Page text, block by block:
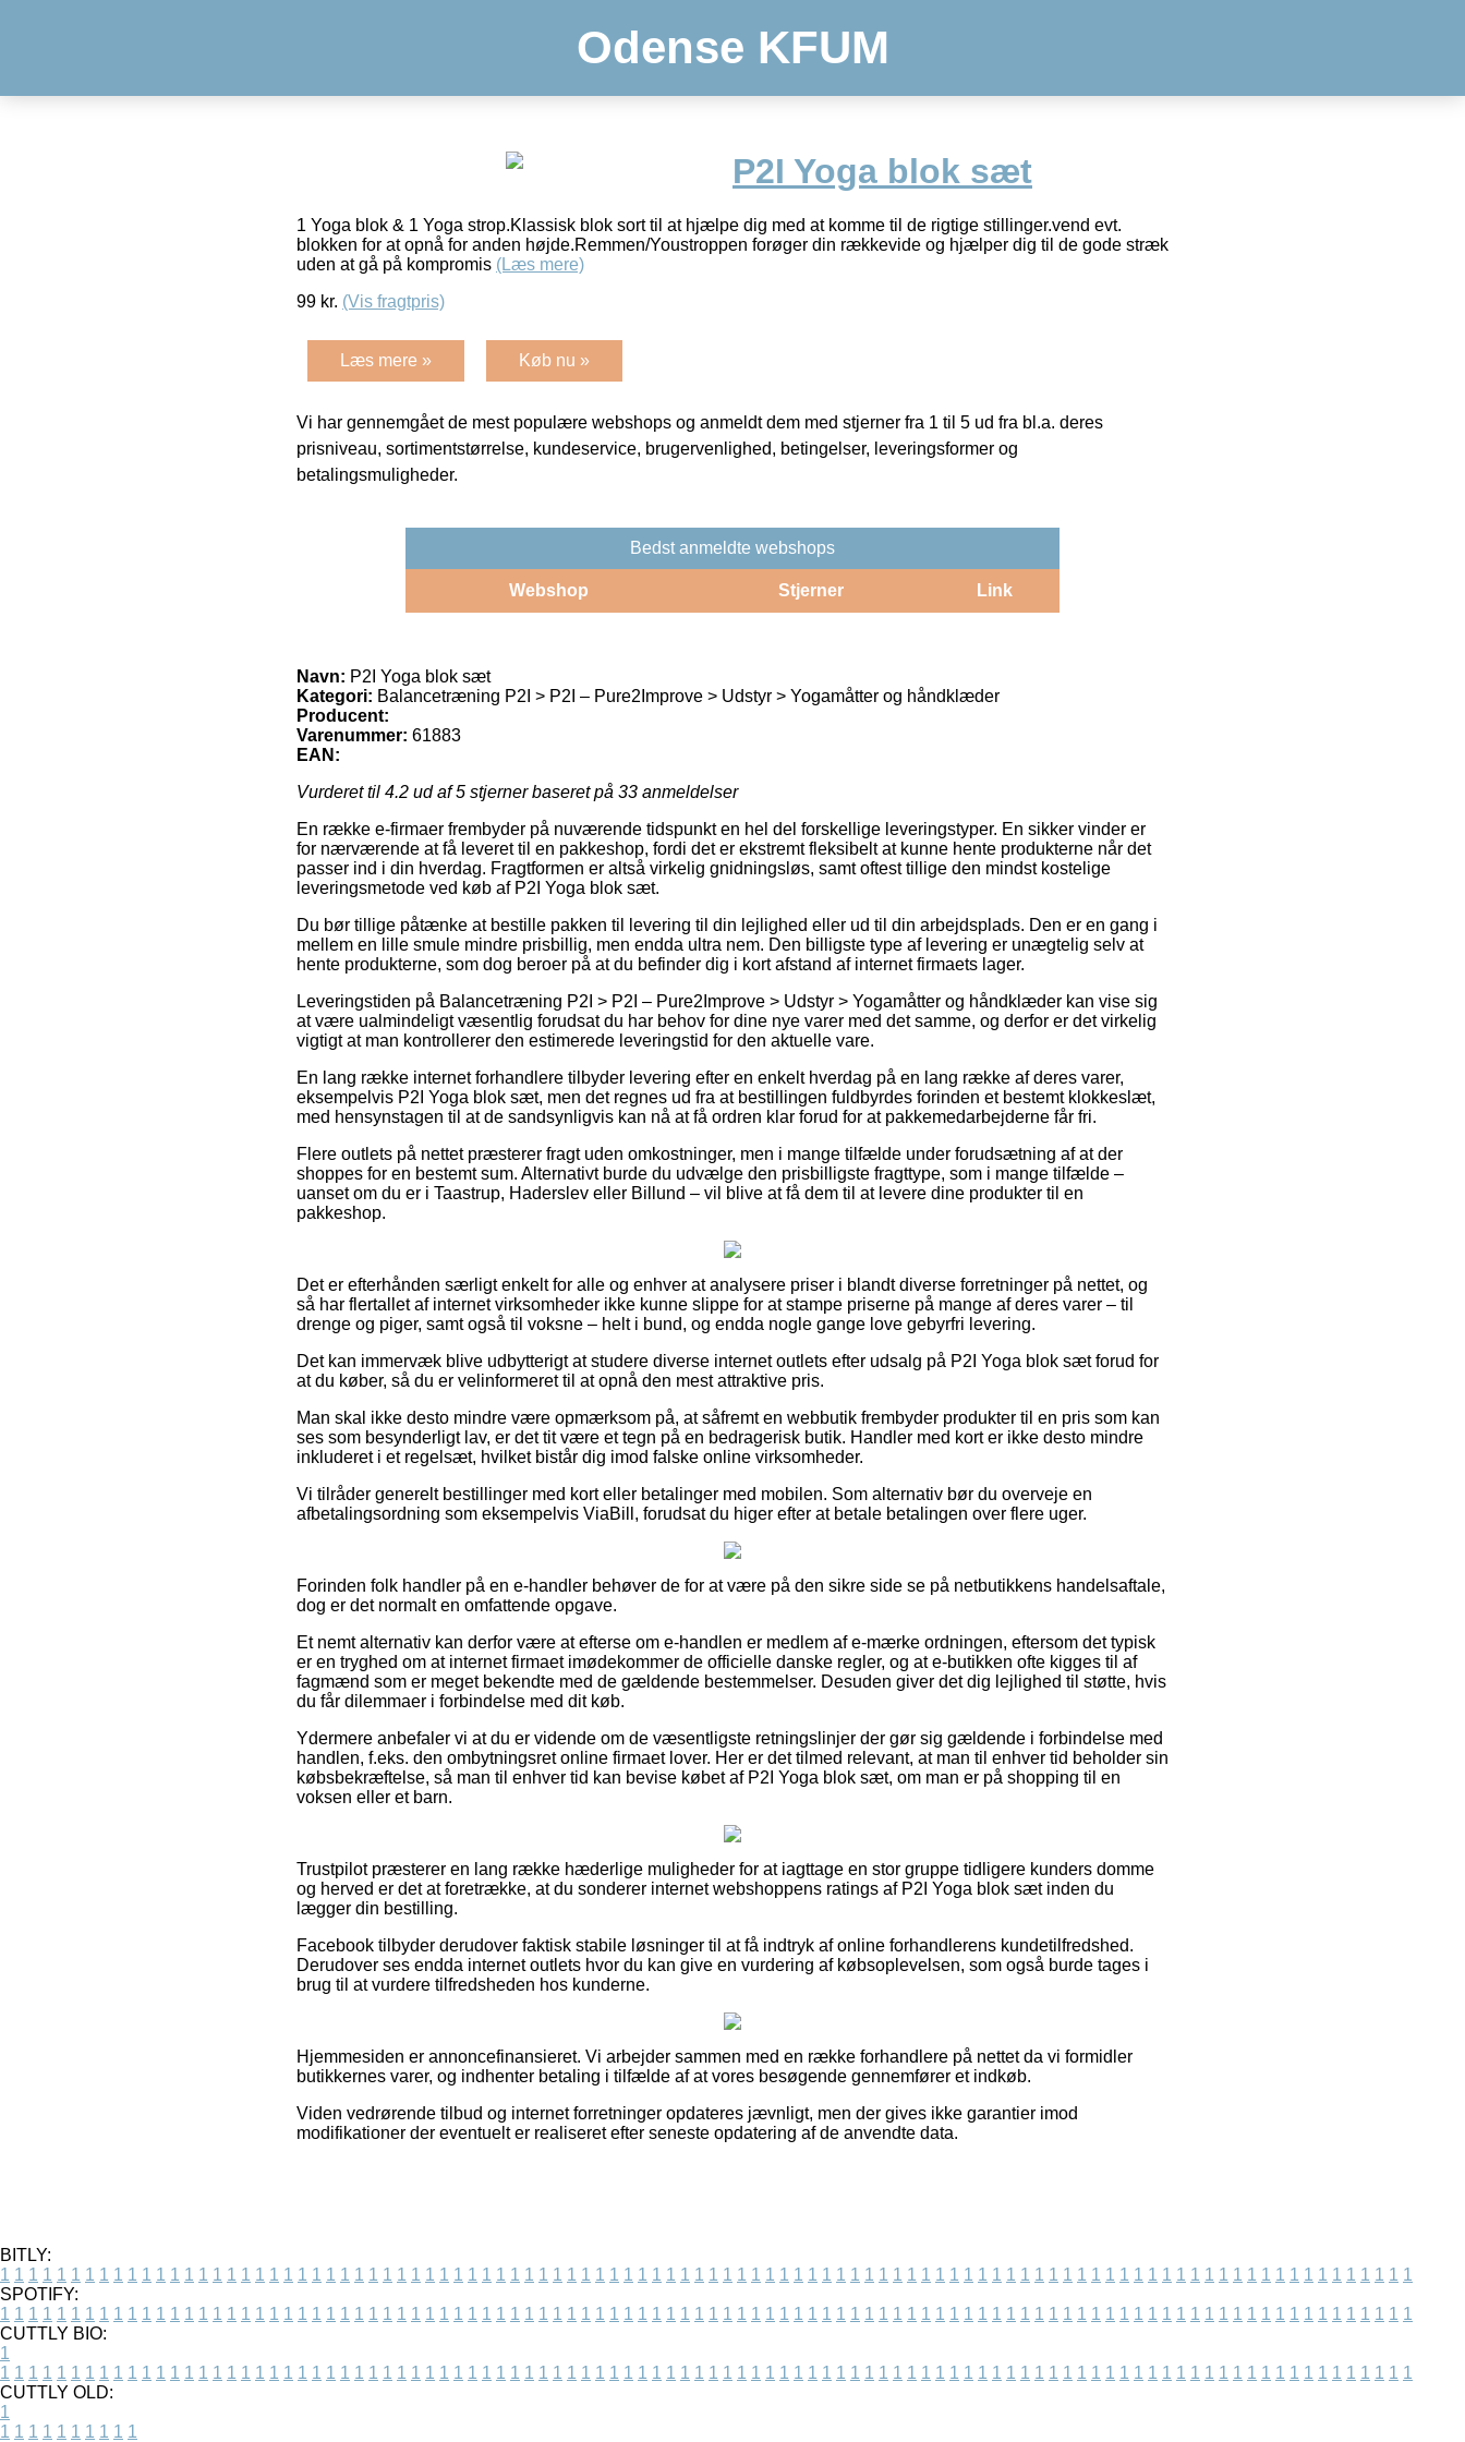
Odense KFUM
P2I Yoga blok sæt
1 Yoga blok & 1 Yoga strop.Klassisk blok sort til at hjælpe dig med at komme til de rigtige stillinger.vend evt.
blokken for at opnå for anden højde.Remmen/Youstroppen forøger din rækkevide og hjælper dig til de gode stræk
uden at gå på kompromis (Læs mere)
99 kr. (Vis fragtpris)
Læs mere » Køb nu »
Vi har gennemgået de mest populære webshops og anmeldt dem med stjerner fra 1 til 5 ud fra bl.a. deres
prisniveau, sortimentstørrelse, kundeservice, brugervenlighed, betingelser, leveringsformer og
betalingsmuligheder.
Bedst anmeldte webshops
Webshop Stjerner Link
Navn: P2I Yoga blok sæt
Kategori: Balancetræning P2I > P2I – Pure2Improve > Udstyr > Yogamåtter og håndklæder
Producent:
Varenummer: 61883
EAN:
Vurderet til 4.2 ud af 5 stjerner baseret på 33 anmeldelser
En række e-firmaer frembyder på nuværende tidspunkt en hel del forskellige leveringstyper. En sikker vinder er
for nærværende at få leveret til en pakkeshop, fordi det er ekstremt fleksibelt at kunne hente produkterne når det
passer ind i din hverdag. Fragtformen er altså virkelig gnidningsløs, samt oftest tillige den mindst kostelige
leveringsmetode ved køb af P2I Yoga blok sæt.
Du bør tillige påtænke at bestille pakken til levering til din lejlighed eller ud til din arbejdsplads. Den er en gang i
mellem en lille smule mindre prisbillig, men endda ultra nem. Den billigste type af levering er unægtelig selv at
hente produkterne, som dog beroer på at du befinder dig i kort afstand af internet firmaets lager.
Leveringstiden på Balancetræning P2I > P2I – Pure2Improve > Udstyr > Yogamåtter og håndklæder kan vise sig
at være ualmindeligt væsentlig forudsat du har behov for dine nye varer med det samme, og derfor er det virkelig
vigtigt at man kontrollerer den estimerede leveringstid for den aktuelle vare.
En lang række internet forhandlere tilbyder levering efter en enkelt hverdag på en lang række af deres varer,
eksempelvis P2I Yoga blok sæt, men det regnes ud fra at bestillingen fuldbyrdes forinden et bestemt klokkeslæt,
med hensynstagen til at de sandsynligvis kan nå at få ordren klar forud for at pakkemedarbejderne får fri.
Flere outlets på nettet præsterer fragt uden omkostninger, men i mange tilfælde under forudsætning af at der
shoppes for en bestemt sum. Alternativt burde du udvælge den prisbilligste fragttype, som i mange tilfælde –
uanset om du er i Taastrup, Haderslev eller Billund – vil blive at få dem til at levere dine produkter til en
pakkeshop.
Det er efterhånden særligt enkelt for alle og enhver at analysere priser i blandt diverse forretninger på nettet, og
så har flertallet af internet virksomheder ikke kunne slippe for at stampe priserne på mange af deres varer – til
drenge og piger, samt også til voksne – helt i bund, og endda nogle gange love gebyrfri levering.
Det kan immervæk blive udbytterigt at studere diverse internet outlets efter udsalg på P2I Yoga blok sæt forud for
at du køber, så du er velinformeret til at opnå den mest attraktive pris.
Man skal ikke desto mindre være opmærksom på, at såfremt en webbutik frembyder produkter til en pris som kan
ses som besynderligt lav, er det tit være et tegn på en bedragerisk butik. Handler med kort er ikke desto mindre
inkluderet i et regelsæt, hvilket bistår dig imod falske online virksomheder.
Vi tilråder generelt bestillinger med kort eller betalinger med mobilen. Som alternativ bør du overveje en
afbetalingsordning som eksempelvis ViaBill, forudsat du higer efter at betale betalingen over flere uger.
Forinden folk handler på en e-handler behøver de for at være på den sikre side se på netbutikkens handelsaftale,
dog er det normalt en omfattende opgave.
Et nemt alternativ kan derfor være at efterse om e-handlen er medlem af e-mærke ordningen, eftersom det typisk
er en tryghed om at internet firmaet imødekommer de officielle danske regler, og at e-butikken ofte kigges til af
fagmænd som er meget bekendte med de gældende bestemmelser. Desuden giver det dig lejlighed til støtte, hvis
du får dilemmaer i forbindelse med dit køb.
Ydermere anbefaler vi at du er vidende om de væsentligste retningslinjer der gør sig gældende i forbindelse med
handlen, f.eks. den ombytningsret online firmaet lover. Her er det tilmed relevant, at man til enhver tid beholder sin
købsbekræftelse, så man til enhver tid kan bevise købet af P2I Yoga blok sæt, om man er på shopping til en
voksen eller et barn.
Trustpilot præsterer en lang række hæderlige muligheder for at iagttage en stor gruppe tidligere kunders domme
og herved er det at foretrække, at du sonderer internet webshoppens ratings af P2I Yoga blok sæt inden du
lægger din bestilling.
Facebook tilbyder derudover faktisk stabile løsninger til at få indtryk af online forhandlerens kundetilfredshed.
Derudover ses endda internet outlets hvor du kan give en vurdering af købsoplevelsen, som også burde tages i
brug til at vurdere tilfredsheden hos kunderne.
Hjemmesiden er annoncefinansieret. Vi arbejder sammen med en række forhandlere på nettet da vi formidler
butikkernes varer, og indhenter betaling i tilfælde af at vores besøgende gennemfører et indkøb.
Viden vedrørende tilbud og internet forretninger opdateres jævnligt, men der gives ikke garantier imod
modifikationer der eventuelt er realiseret efter seneste opdatering af de anvendte data.
BITLY:
1 1 1 1 1 1 1 1 1 1 1 1 1 1 1 1 1 1 1 1 1 1 1 1 1 1 1 1 1 1 1 1 1 1 1 1 1 1 1 1 1 1 1 1 1 1 1 1 1 1 1 1 1 1 1 1 1 1 1 1 1 1 1 1 1 1 1 1 1 1 1 1 1 1 1 1 1 1 1 1 1 1 1 1 1 1 1 1 1 1 1 1 1 1 1 1 1 1 1 1
SPOTIFY:
1 1 1 1 1 1 1 1 1 1 1 1 1 1 1 1 1 1 1 1 1 1 1 1 1 1 1 1 1 1 1 1 1 1 1 1 1 1 1 1 1 1 1 1 1 1 1 1 1 1 1 1 1 1 1 1 1 1 1 1 1 1 1 1 1 1 1 1 1 1 1 1 1 1 1 1 1 1 1 1 1 1 1 1 1 1 1 1 1 1 1 1 1 1 1 1 1 1 1 1
CUTTLY BIO:
1
1 1 1 1 1 1 1 1 1 1 1 1 1 1 1 1 1 1 1 1 1 1 1 1 1 1 1 1 1 1 1 1 1 1 1 1 1 1 1 1 1 1 1 1 1 1 1 1 1 1 1 1 1 1 1 1 1 1 1 1 1 1 1 1 1 1 1 1 1 1 1 1 1 1 1 1 1 1 1 1 1 1 1 1 1 1 1 1 1 1 1 1 1 1 1 1 1 1 1 1
CUTTLY OLD:
1
1 1 1 1 1 1 1 1 1 1